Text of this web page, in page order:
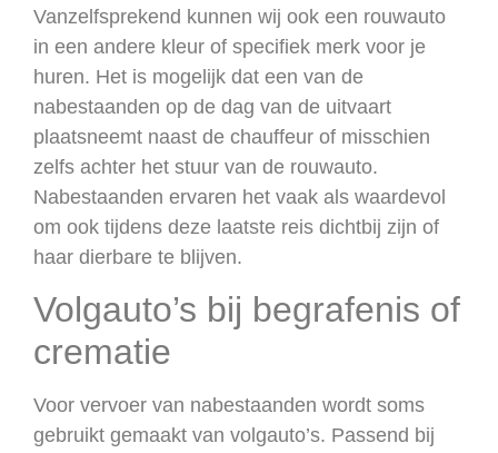
Vanzelfsprekend kunnen wij ook een rouwauto
in een andere kleur of specifiek merk voor je
huren. Het is mogelijk dat een van de
nabestaanden op de dag van de uitvaart
plaatsneemt naast de chauffeur of misschien
zelfs achter het stuur van de rouwauto.
Nabestaanden ervaren het vaak als waardevol
om ook tijdens deze laatste reis dichtbij zijn of
haar dierbare te blijven.
Volgauto’s bij begrafenis of
crematie
Voor vervoer van nabestaanden wordt soms
gebruikt gemaakt van volgauto’s. Passend bij